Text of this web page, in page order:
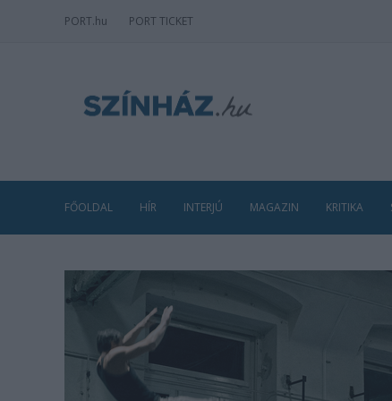
PORT.hu PORT TICKET
FŐOLDAL HÍR INTERJÚ MAGAZIN KRITIKA